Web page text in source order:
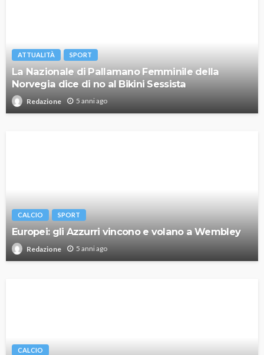
ATTUALITÀ SPORT
La Nazionale di Pallamano Femminile della
Norvegia dice di no al Bikini Sessista
Redazione 5 anni ago
CALCIO SPORT
Europei: gli Azzurri vincono e volano a Wembley
Redazione 5 anni ago
CALCIO